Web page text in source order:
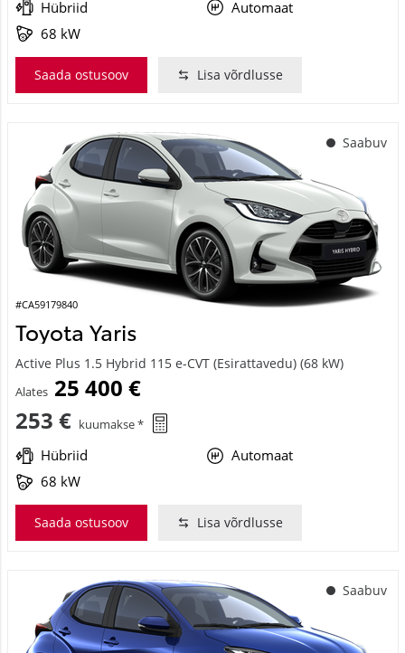
Hübriid
Automaat
68 kW
Saada ostusoov Lisa võrdlusse
Saabuv
#CA59179840
Toyota Yaris
Active Plus 1.5 Hybrid 115 e-CVT (Esirattavedu) (68 kW)
Alates 25 400 €
253 € kuumakse *
Hübriid
Automaat
68 kW
Saada ostusoov Lisa võrdlusse
Saabuv